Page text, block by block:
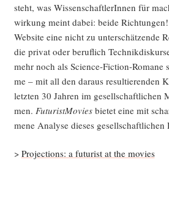
steht, was Wis­sen­schaft­le­rIn­nen für
wir­kung meint dabei: bei­de
Web­site eine nicht zu unter­schät­zen­de
die pri­vat oder beruf­lich
mehr noch als Sci­ence-Fic­tion-
me – mit all den dar­aus resul­tie­ren­den
letz­ten 30 Jah­ren im gesell­schaft­li­chen
men. Futu­rist­Mo­viesbie­tet eine mit
me­ne Ana­ly­se die­ses gesell­schaft­li­chen
> Pro­jec­tions: a futu­rist at the movies